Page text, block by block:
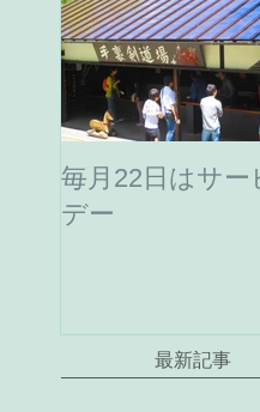
毎月22日はサー
デー
最新記事